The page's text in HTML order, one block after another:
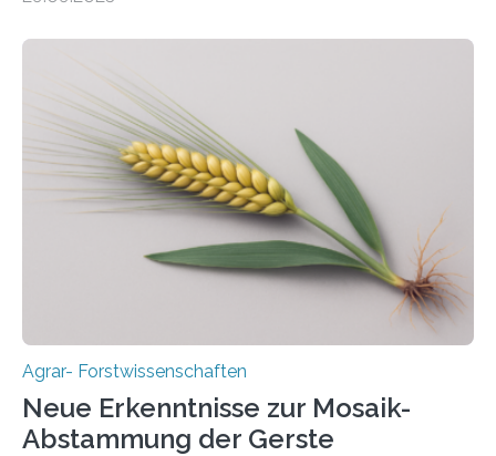
mehrjährigen Vergleichsstudie von Forschenden der
nach nachhaltigen Alternativen zur Energiegewinnung
aus landwirtschaftlichen Kulturen ist ein zentrales
Anliegen im Zuge der europäischen Klimaziele, bis
2050 klimaneutral zu werden. In Deutschland dominiert
bislang der Mais als Energiepflanze, doch sein Anbau
bringt ökologische Herausforderungen mit sich:
Bodenerosion, Nährstoffauswaschung und…
Agrar- Forstwissenschaften
Neue Erkenntnisse zur Mosaik-
Abstammung der Gerste